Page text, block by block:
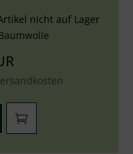
nicht auf Lager